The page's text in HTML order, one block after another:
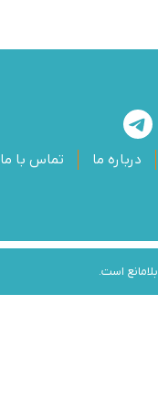
درباره ما تماس با ما
است.